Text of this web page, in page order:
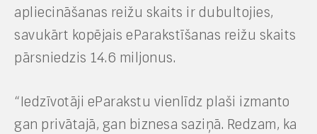
apliecināšanas reižu skaits ir dubultojies,
savukārt kopējais eParakstīšanas reižu skaits
pārsniedzis 14.6 miljonus.
“Iedzīvotāji eParakstu vienlīdz plaši izmanto
gan privātajā, gan biznesa saziņā. Redzam, ka